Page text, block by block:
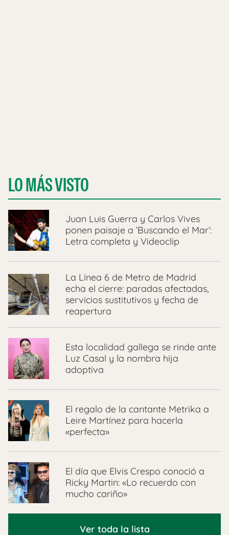
LO MÁS VISTO
Juan Luis Guerra y Carlos Vives
ponen paisaje a ‘Buscando el Mar’:
Letra completa y Videoclip
La Línea 6 de Metro de Madrid
echa el cierre: paradas afectadas,
servicios sustitutivos y fecha de
reapertura
Esta localidad gallega se rinde ante
Luz Casal y la nombra hija
adoptiva
El regalo de la cantante Metrika a
Leire Martínez para hacerla
«perfecta»
El día que Elvis Crespo conoció a
Ricky Martin: «Lo recuerdo con
mucho cariño»
Ver toda la lista